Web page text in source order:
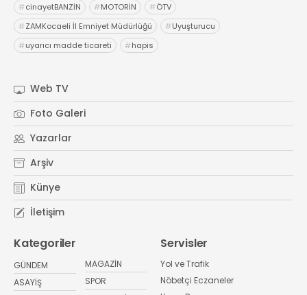
#cinayetBANZİN #MOTORİN #ÖTV
#ZAMKocaeli İl Emniyet Müdürlüğü #Uyuşturucu
#uyarıcı madde ticareti #hapis
Web TV
Foto Galeri
Yazarlar
Arşiv
Künye
İletişim
Kategoriler
GÜNDEM
ASAYİŞ
MAGAZİN
SPOR
Servisler
Yol ve Trafik
Nöbetçi Eczaneler